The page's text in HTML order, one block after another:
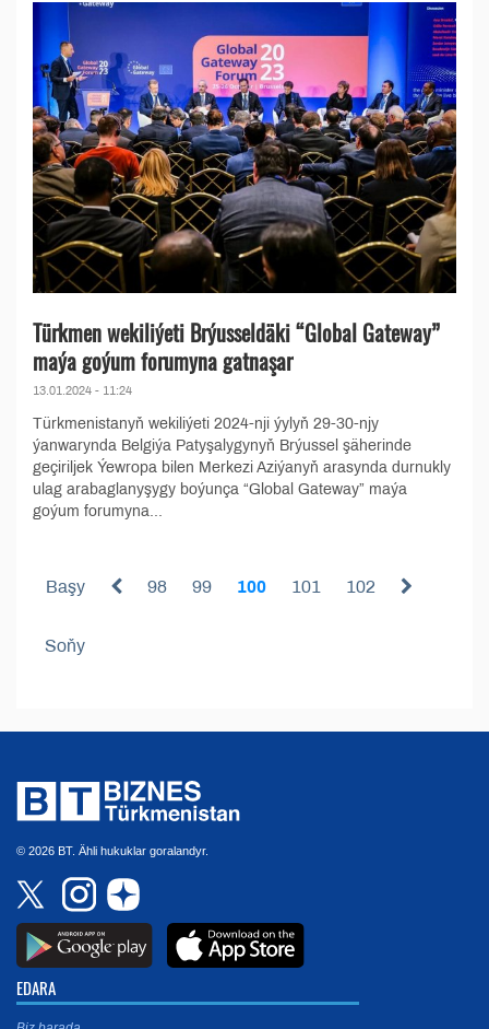
Türkmen wekiliýeti Brýusseldäki “Global Gateway”
maýa goýum forumyna gatnaşar
13.01.2024 - 11:24
Türkmenistanyň wekiliýeti 2024-nji ýylyň 29-30-njy
ýanwarynda Belgiýa Patyşalygynyň Brýussel şäherinde
geçiriljek Ýewropa bilen Merkezi Aziýanyň arasynda durnukly
ulag arabaglanyşygy boýunça “Global Gateway” maýa
goýum forumyna...
Başy 98 99 100 101 102
Soňy
© 2026 BT. Ähli hukuklar goralandyr.
EDARA